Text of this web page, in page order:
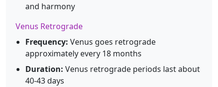
and harmony
Venus Retrograde
Frequency: Venus goes retrograde
approximately every 18 months
Duration: Venus retrograde periods last about
40-43 days